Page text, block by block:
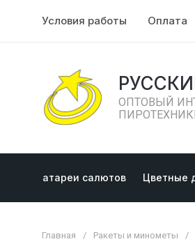
Условия работы Оплата
ОПТОВЫЙ
Батареи салютов Цветные
Главная / Ракеты и минометы /